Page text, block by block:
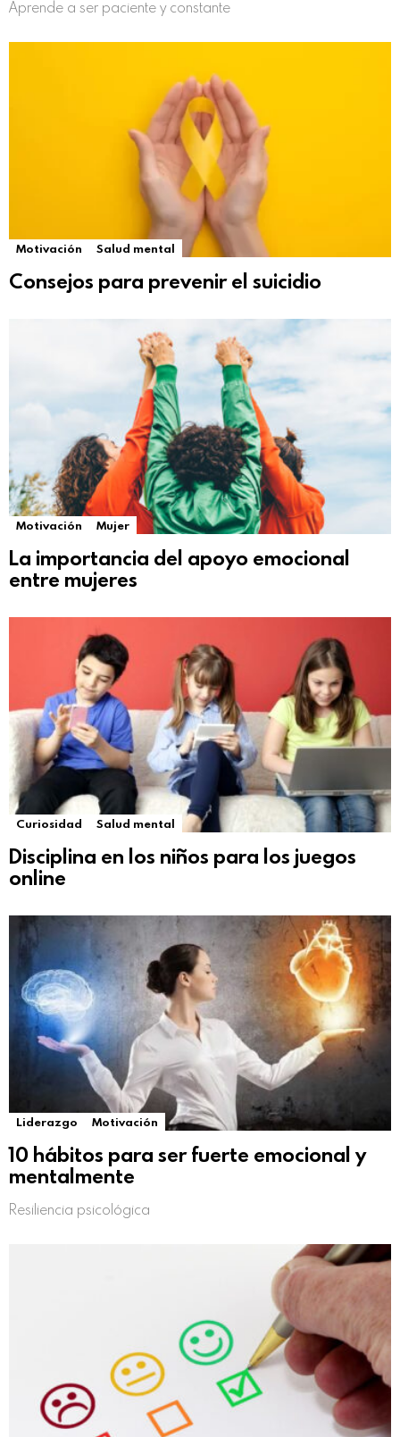
Aprende a ser paciente y constante
Motivación Salud mental
Consejos para prevenir el suicidio
Motivación Mujer
La importancia del apoyo emocional
entre mujeres
Curiosidad Salud mental
Disciplina en los niños para los juegos
online
Liderazgo Motivación
10 hábitos para ser fuerte emocional y
mentalmente
Resiliencia psicológica